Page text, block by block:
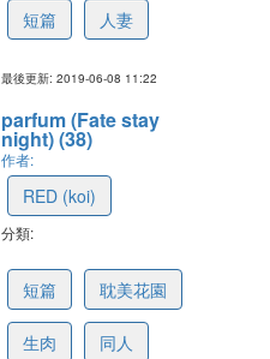
短篇 人妻
最後更新: 2019-06-08 11:22
parfum (Fate stay
night) (38)
作者:
RED (koi)
分類:
短篇 耽美花園
生肉 同人